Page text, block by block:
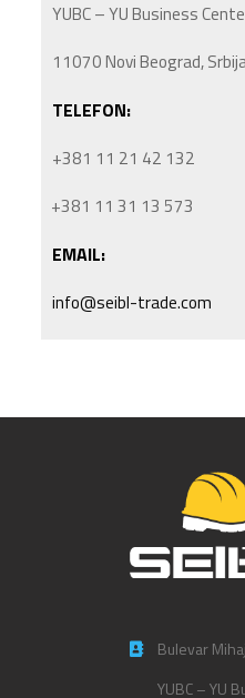
YUBC – YU Business
11070 Novi Beograd,
TELEFON:
+381 11 21 42 132
+381 11 31 13 573
EMAIL:
info@seibl-trade.com
Bulevar
YUBC – YU